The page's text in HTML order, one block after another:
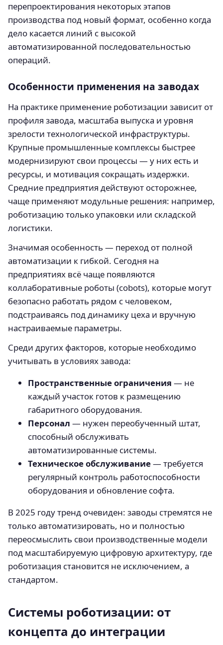
перепроектирования некоторых этапов
производства под новый формат, особенно когда
дело касается линий с высокой
автоматизированной последовательностью
операций.
Особенности применения на заводах
На практике применение роботизации зависит от
профиля завода, масштаба выпуска и уровня
зрелости технологической инфраструктуры.
Крупные промышленные комплексы быстрее
модернизируют свои процессы — у них есть и
ресурсы, и мотивация сокращать издержки.
Средние предприятия действуют осторожнее,
чаще применяют модульные решения: например,
роботизацию только упаковки или складской
логистики.
Значимая особенность — переход от полной
автоматизации к гибкой. Сегодня на
предприятиях всё чаще появляются
коллаборативные роботы (cobots), которые могут
безопасно работать рядом с человеком,
подстраиваясь под динамику цеха и вручную
настраиваемые параметры.
Среди других факторов, которые необходимо
учитывать в условиях завода:
Пространственные ограничения — не
каждый участок готов к размещению
габаритного оборудования.
Персонал — нужен переобученный штат,
способный обслуживать
автоматизированные системы.
Техническое обслуживание— требуется
регулярный контроль работоспособности
оборудования и обновление софта.
В 2025 году тренд очевиден: заводы стремятся не
только автоматизировать, но и полностью
переосмыслить свои производственные модели
под масштабируемую цифровую архитектуру, где
роботизация становится не исключением, а
стандартом.
Системы роботизации: от
концепта до интеграции